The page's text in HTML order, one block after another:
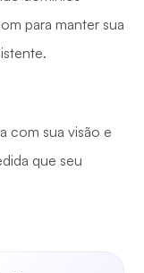
para manter sua
com sua visão e
que seu